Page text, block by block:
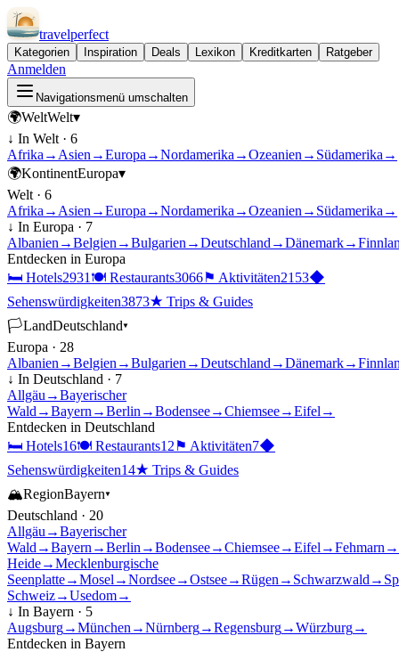
travelperfect
Kategorien Inspiration Deals Lexikon Kreditkarten Ratgeber
Anmelden
Navigationsmenü umschalten
🌍WeltWelt▾
↓ In Welt · 6
Afrika → Asien →Europa →Nordamerika →Ozeanien → Südamerika →
🌍KontinentEuropa▾
Welt · 6
Afrika → Asien →Europa →Nordamerika →Ozeanien → Südamerika →
↓ In Europa · 7
Albanien →Belgien →Bulgarien →Deutschland →Dänemark→
Entdecken in Europa
🛏 Hotels2931 🍽 Restaurants3066⚑ Aktivitäten2153◆
Sehenswürdigkeiten3873★ Trips & Guides
🏳LandDeutschland▾
Europa · 28
Albanien →Belgien →Bulgarien →Deutschland →Dänemark→
↓ In Deutschland · 7
Allgäu →Bayerischer
Wald →Bayern →Berlin →Bodensee→Chiemsee→Eifel →
Entdecken in Deutschland
🛏 Hotels16🍽 Restaurants12⚑ Aktivitäten7◆
Sehenswürdigkeiten14★ Trips & Guides
🏔RegionBayern▾
Deutschland · 20
Allgäu →Bayerischer
Wald →Bayern →Berlin →Bodensee→Chiemsee→Eifel →Fehmarn →
Heide→Mecklenburgische
Seenplatte→Mosel →Nordsee→Ostsee→Rügen → Schwarzwald →
Schweiz→Usedom→
↓ In Bayern · 5
Augsburg→München →Nürnberg→Regensburg→Würzburg→
Entdecken in Bayern